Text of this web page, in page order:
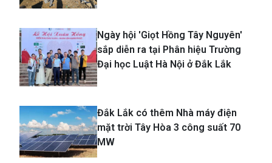
Ngày hội 'Giọt Hồng Tây Nguyên'
sắp diễn ra tại Phân hiệu Trường
Đại học Luật Hà Nội ở Đắk Lắk
Đắk Lắk có thêm Nhà máy điện
mặt trời Tây Hòa 3 công suất 70
MW